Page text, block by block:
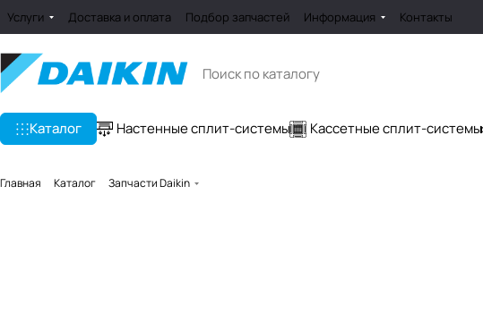
Услуги Доставка и оплата Подбор запчастей Информация Контакты
Каталог Настенные сплит-системы Кассетные сплит-системы
Главная Каталог Запчасти Daikin